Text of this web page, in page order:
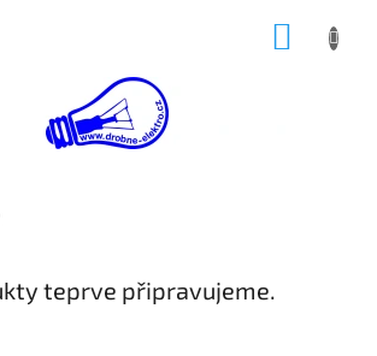
teprve připravujeme.